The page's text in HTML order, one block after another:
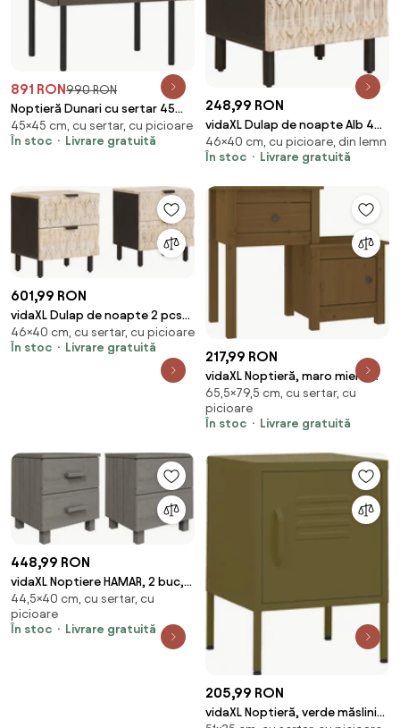
891 RON990 RON
Noptieră Dunari cu sertar 45
cm - stejar dunin
45×45 cm, cu sertar, cu picioare
În stoc
Livrare gratuită
248,99 RON
vidaXL Dulap de noapte Alb 40
x 33 x 46 cm Lemn de mango
solid
46×40 cm, cu picioare, din lemn
În stoc
Livrare gratuită
601,99 RON
vidaXL Dulap de noapte 2 pcs
Alb 40 x 33 x 46 cm Lemn de
mango solid
46×40 cm, cu sertar, cu picioare
În stoc
Livrare gratuită
217,99 RON
vidaXL Noptieră, maro miere,
79,5x38x65,5 cm, lemn masiv
de pin
65,5×79,5 cm, cu sertar, cu
picioare
În stoc
Livrare gratuită
448,99 RON
vidaXL Noptiere HAMAR, 2 buc,
gri deschis, 40x35x44,5 cm,
lemn masiv
44,5×40 cm, cu sertar, cu
picioare
În stoc
Livrare gratuită
205,99 RON
vidaXL Noptieră, verde măsliniu,